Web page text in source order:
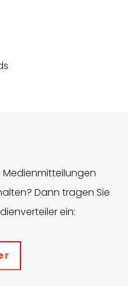
Medienmitteilungen
Dann tragen Sie
ein: